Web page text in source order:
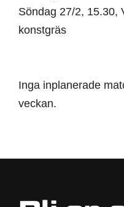
Söndag 27/2, 15.30,
konstgräs
Inga inplanerade
veckan.